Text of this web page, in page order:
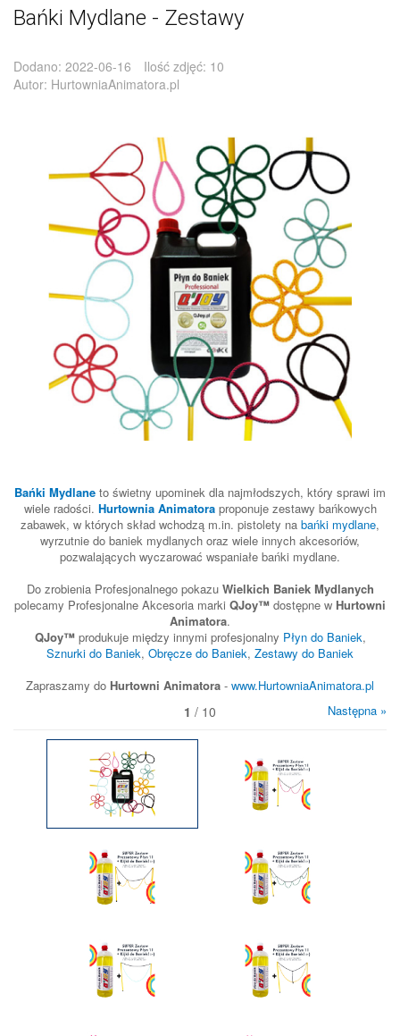
Bańki Mydlane - Zestawy
Dodano: 2022-06-16 Ilość zdjęć: 10
Autor: HurtowniaAnimatora.pl
Bańki Mydlane to świetny upominek dla najmłodszych, który sprawi im
wiele radości. Hurtownia Animatoraproponuje zestawy bańkowych
zabawek, w których skład wchodzą m.in. pistolety na bańki mydlane,
wyrzutnie do baniek mydlanych oraz wiele innych akcesoriów,
pozwalających wyczarować wspaniałe bańki mydlane.
Do zrobienia Profesjonalnego pokazu Wielkich Baniek Mydlanych
polecamy Profesjonalne Akcesoria marki QJoy™ dostępne w Hurtowni
Animatora.
QJoy™produkuje między innymi profesjonalny Płyn do Baniek,
Sznurki do Baniek, Obręcze do Baniek, Zestawy do Baniek
Zapraszamy do Hurtowni Animatora - www.HurtowniaAnimatora.pl
1 / 10 Następna »